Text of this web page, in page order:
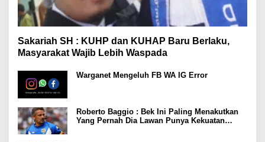
Sakariah SH : KUHP dan KUHAP Baru Berlaku,
Masyarakat Wajib Lebih Waspada
Warganet Mengeluh FB WA IG Error
Roberto Baggio : Bek Ini Paling Menakutkan
Yang Pernah Dia Lawan Punya Kekuatan